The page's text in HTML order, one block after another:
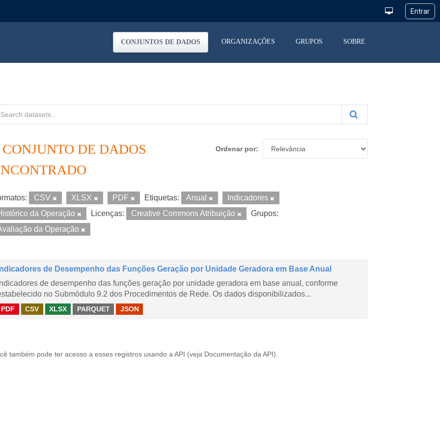
CONJUNTOS DE DADOS ORGANIZAÇÕES GRUPOS SOBRE
Ordenar por
CONJUNTO DE DADOS
CSV XLSX PDF Etiquetas: Anual
Indicadores
da Operação
Licenças: Creative Commons Atribuição
Grupos:
da Operação
Indicadores de Desempenho das Funções Geração por Unidade Geradora em Base Anual
Indicadores de desempenho das funções geração por unidade geradora em base anual, conforme
no Submódulo 9.2 dos Procedimentos de Rede. Os dados disponibilizados...
PDF CSV XLSX PARQUET JSON
também pode ter acesso a esses registros usando a API (veja Documentação da API ).